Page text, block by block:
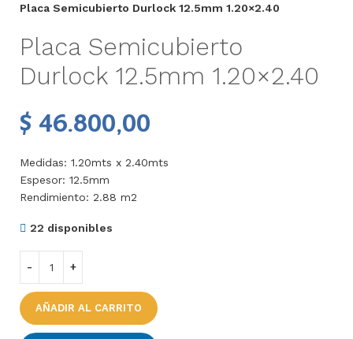
Placa Semicubierto Durlock 12.5mm 1.20×2.40
Placa Semicubierto
Durlock 12.5mm 1.20×2.40
$ 46.800,00
Medidas: 1.20mts x 2.40mts
Espesor: 12.5mm
Rendimiento: 2.88 m2
22 disponibles
AÑADIR AL CARRITO